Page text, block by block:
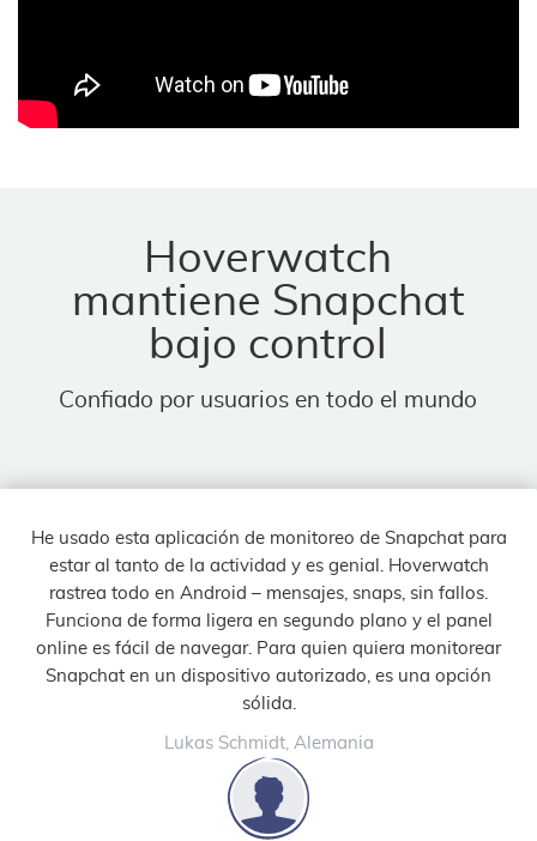
Hoverwatch
mantiene Snapchat
bajo control
Confiado por usuarios en todo el mundo
He usado esta aplicación de monitoreo de Snapchat para
estar al tanto de la actividad y es genial. Hoverwatch
rastrea todo en Android – mensajes, snaps, sin fallos.
Funciona de forma ligera en segundo plano y el panel
online es fácil de navegar. Para quien quiera monitorear
Snapchat en un dispositivo autorizado, es una opción
sólida.
Lukas Schmidt, Alemania